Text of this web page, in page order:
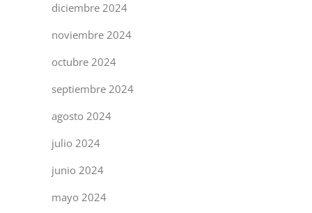
diciembre 2024
noviembre 2024
octubre 2024
septiembre 2024
agosto 2024
julio 2024
junio 2024
mayo 2024